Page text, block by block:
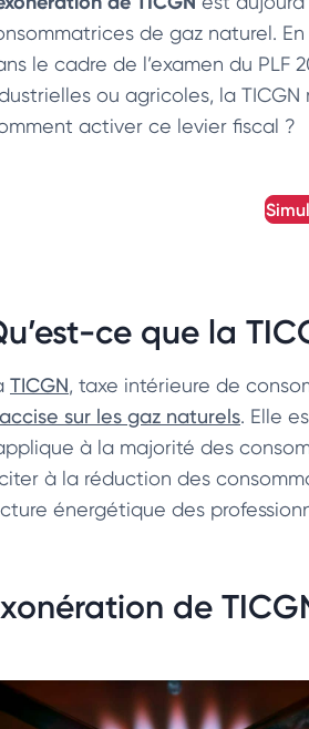
de gaz naturel. En
le cadre de l’examen du PLF
ou agricoles, la
activer ce levier fiscal ?
ce que la
TICGN, taxe intérieure de
sur les gaz naturels. Elle
à la majorité des
à la réduction des
énergétique des
de